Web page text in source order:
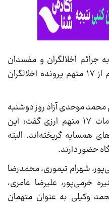
اخلالگران و مفسدان
محمد موحدی آزاد روز دوشنبه
در اولین جلسه رسیدگی به اتهامات ۱۷ متهم ارزی گفت: این
همسایه گریخته‌اند. البته
حضور دارند.
شهرام تیموری، محمدرضا
خرمی‌پور، علیرضا عامری،
وکیلی به عنوان متهمان